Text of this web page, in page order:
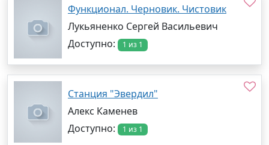
Функционал. Черновик. Чистовик
Лукьяненко Сергей Васильевич
Доступно:
1 из 1
Станция "Эвердил"
Алекс Каменев
Доступно:
1 из 1